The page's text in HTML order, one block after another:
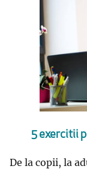
5 exercitii
De la copii, la